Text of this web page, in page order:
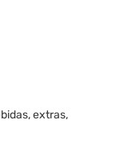
extras,